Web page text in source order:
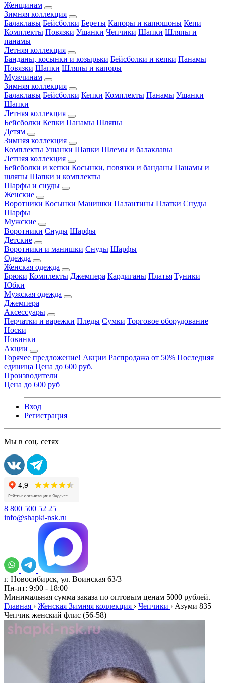
Женщинам
Зимняя коллекция
Балаклавы Бейсболки Береты Капоры и капюшоны Кепи
Комплекты Повязки Ушанки Чепчики Шапки Шляпы и
панамы
Летняя коллекция
Банданы, косынки и козырьки Бейсболки и кепки Панамы
Повязки Шапки Шляпы и капоры
Мужчинам
Зимняя коллекция
Балаклавы Бейсболки Кепки Комплекты Панамы Ушанки
Шапки
Летняя коллекция
Бейсболки Кепки Панамы Шляпы
Детям
Зимняя коллекция
Комплекты Ушанки Шапки Шлемы и балаклавы
Летняя коллекция
Бейсболки и кепки Косынки, повязки и банданы Панамы и
шляпы Шапки и комплекты
Шарфы и снуды
Женские
Воротники Косынки Манишки Палантины Платки Снуды
Шарфы
Мужские
Воротники Снуды Шарфы
Детские
Воротники и манишки Снуды Шарфы
Одежда
Женская одежда
Брюки Комплекты Джемпера Кардиганы Платья Туники
Юбки
Мужская одежда
Джемпера
Аксессуары
Перчатки и варежки Пледы Сумки Торговое оборудование
Носки
Новинки
Акции
Горячее предложение! Акции Распродажа от 50% Последняя
единица Цена до 600 руб.
Производители
Цена до 600 руб
Вход
Регистрация
Мы в соц. сетях
8 800 500 52 25
info@shapki-nsk.ru
г. Новосибирск, ул. Воинская 63/3
Пн-пт: 9:00 - 18:00
Минимальная сумма заказа по оптовым ценам 5000 рублей.
Главная › Женская Зимняя коллекция › Чепчики › Азуми 835
Чепчик женский флис (56-58)